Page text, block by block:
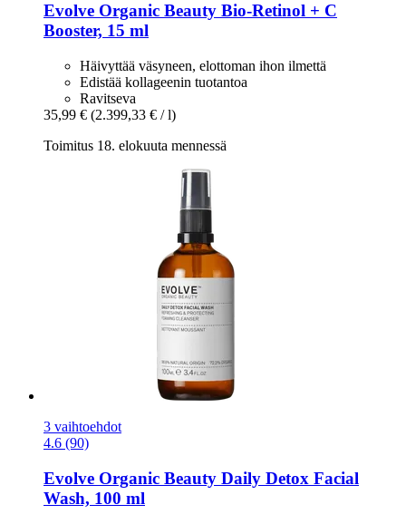
Evolve Organic Beauty Bio-​Retinol + C
Booster, 15 ml
Häivyttää väsyneen, elottoman ihon ilmettä
Edistää kollageenin tuotantoa
Ravitseva
35,99 € (2.399,33 € / l)
Toimitus 18. elokuuta mennessä
3 vaihtoehdot
4.6 (90)
Evolve Organic Beauty Daily Detox Facial
Wash, 100 ml